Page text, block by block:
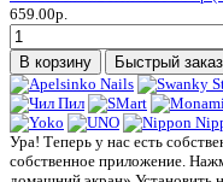
659.00р.
В корзину Быстрый заказ
Ура! Теперь у нас есть
собственное приложение.